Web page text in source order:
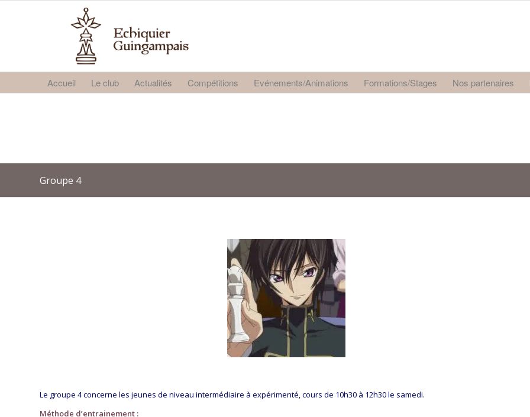
Accueil Le club Actualités Compétitions Evénements/Animations Formations/Stages Nos partenaires
Groupe 4
Le groupe 4 concerne les jeunes de niveau intermédiaire à expérimenté, cours de 10h30 à 12h30 le samedi.
Méthode d’entrainement :